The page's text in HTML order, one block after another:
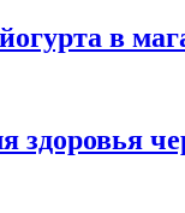
в
здоровья